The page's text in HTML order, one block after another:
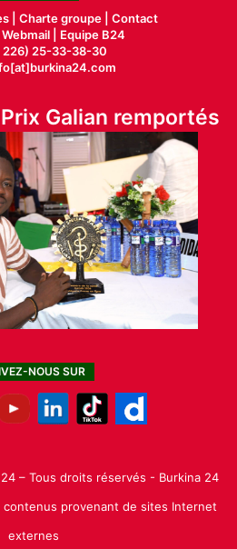
| Charte groupe | Contact
Webmail |
Equipe B24
226) 25-33-38-30
Galian remportés
NOUS SUR
– Tous droits réservés - Burkina 24
provenant de sites Internet
externes